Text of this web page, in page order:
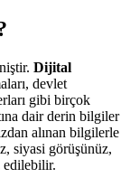
Dijital
devlet
gibi birçok
dair derin bilgiler
alınan bilgilerle
siyasi görüşünüz,
edilebilir.